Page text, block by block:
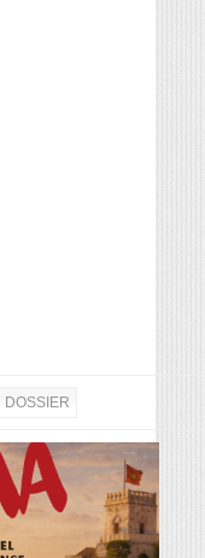
DOSSIER